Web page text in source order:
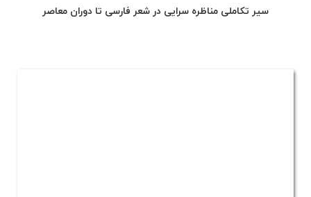
سیر تکاملی مناظره سرایی در شعر فارسی تا دوران معاصر